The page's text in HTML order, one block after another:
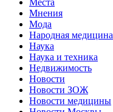
Мнения
Мода
Народная медицина
Наука
Наука и техника
Недвижимость
Новости
Новости ЗОЖ
Новости медицины